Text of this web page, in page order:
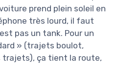
prend plein soleil en
très lourd, il faut
pas un tank. Pour un
» (trajets boulot,
trajets), ça tient la route,